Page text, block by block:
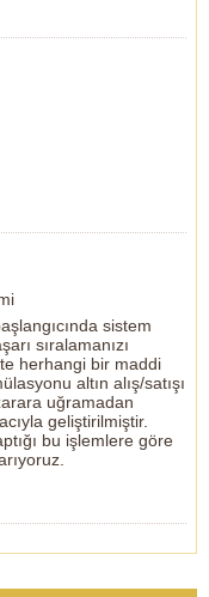
sistem
sıralamanızı
herhangi bir maddi
altın alış/satışı
uğramadan
geliştirilmiştir.
bu işlemlere göre